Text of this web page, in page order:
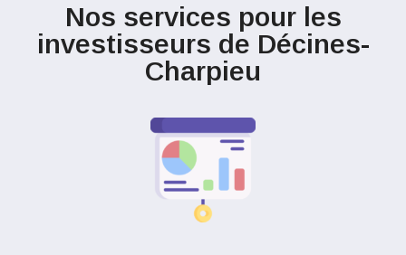
Nos services pour les
investisseurs de Décines-
Charpieu